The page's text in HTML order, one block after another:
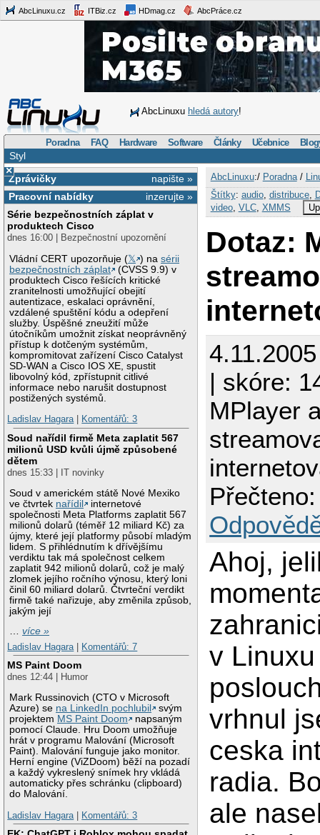
AbcLinuxu.cz ITBiz.cz HDmag.cz AbcPráce.cz
AbcLinuxu hledá autory!
Poradna FAQ Hardware Software Články Učebnice
Styl
×
napište »
Zprávičky
inzerujte »
Pracovní nabídky
Série bezpečnostních záplat v
produktech Cisco
dnes 16:00 | Bezpečnostní upozornění
Vládní CERT upozorňuje (𝕏 ) nasérii
bezpečnostních záplat
(CVSS 9.9) v
produktech Cisco řešících kritické
zranitelnosti umožňující obejití
autentizace, eskalaci oprávnění,
vzdálené spuštění kódu a odepření
služby. Úspěšné zneužití může
útočníkům umožnit získat neoprávněný
přístup k dotčeným systémům,
kompromitovat zařízení Cisco Catalyst
SD-WAN a Cisco IOS XE, spustit
libovolný kód, zpřístupnit citlivé
informace nebo narušit dostupnost
postižených systémů.
Ladislav Hagara| Komentářů: 3
Soud nařídil firmě Meta zaplatit 567
milionů USD kvůli újmě způsobené
dětem
dnes 15:33 | IT novinky
Soud v americkém státě Nové Mexiko
ve čtvrtek nařídil
internetové
společnosti Meta Platforms zaplatit 567
milionů dolarů (téměř 12 miliard Kč) za
újmy, které její platformy působí mladým
lidem. S přihlédnutím k dřívějšímu
verdiktu tak má společnost celkem
zaplatit 942 milionů dolarů, což je malý
zlomek jejího ročního výnosu, který loni
činil 60 miliard dolarů. Čtvrteční verdikt
firmě také nařizuje, aby změnila způsob,
jakým její
…více »
Ladislav Hagara
Komentářů: 7
MS Paint Doom
dnes 12:44 | Humor
Mark Russinovich (CTO v Microsoft
Azure) se na LinkedIn pochlubil
svým
projektem MS Paint Doom
napsaným
pomocí Claude. Hru Doom umožňuje
hrát v programu Malování (Microsoft
Paint). Malování funguje jako monitor.
Herní engine (ViZDoom) běží na pozadí
a každý vykreslený snímek hry vkládá
automaticky přes schránku (clipboard)
do Malování.
Ladislav Hagara
Komentářů: 3
AbcLinuxu:/ Poradna/
Štítky: audio, distribuce,
video, VLC, XMMS
Dotaz:
| skóre:
MPlayer
Ahoj,
v
vrhnul
ceska
radia.
ale